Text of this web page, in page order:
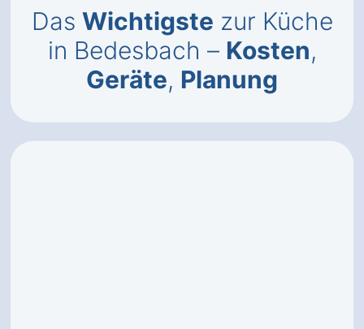
Das Wichtigste zur Küche
in Bedesbach – Kosten,
Geräte, Planung